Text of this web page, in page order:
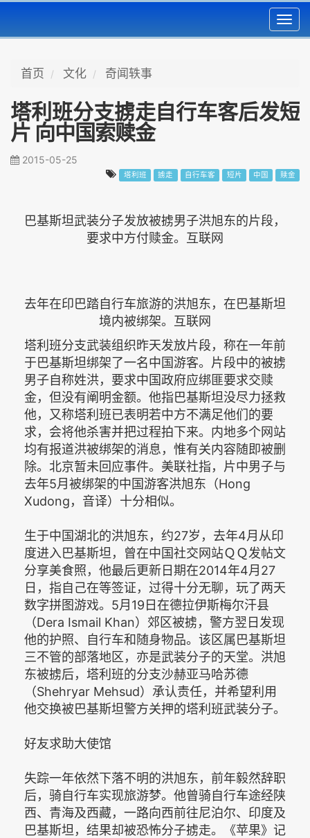
首页 文化 奇闻轶事
塔利班分支掳走自行车客后发短
片 向中国索赎金
2015-05-25
塔利班 掳走 自行车客 短片 中国 赎金
巴基斯坦武装分子发放被掳男子洪旭东的片段，
要求中方付赎金。互联网
去年在印巴踏自行车旅游的洪旭东，在巴基斯坦
境内被绑架。互联网
塔利班分支武装组织昨天发放片段，称在一年前
于巴基斯坦绑架了一名中国游客。片段中的被掳
男子自称姓洪，要求中国政府应绑匪要求交赎
金，但没有阐明金额。他指巴基斯坦没尽力拯救
他，又称塔利班已表明若中方不满足他们的要
求，会将他杀害并把过程拍下来。内地多个网站
均有报道洪被绑架的消息，惟有关内容随即被删
除。北京暂未回应事件。美联社指，片中男子与
去年5月被绑架的中国游客洪旭东（Hong
Xudong，音译）十分相似。
生于中国湖北的洪旭东，约27岁，去年4月从印
度进入巴基斯坦，曾在中国社交网站ＱＱ发帖文
分享美食照，他最后更新日期在2014年4月27
日，指自己在等签证，过得十分无聊，玩了两天
数字拼图游戏。5月19日在德拉伊斯梅尔汗县
（Dera Ismail Khan）郊区被掳，警方翌日发现
他的护照、自行车和随身物品。该区属巴基斯坦
三不管的部落地区，亦是武装分子的天堂。洪旭
东被掳后，塔利班的分支沙赫亚马哈苏德
（Shehryar Mehsud）承认责任，并希望利用
他交换被巴基斯坦警方关押的塔利班武装分子。
好友求助大使馆
失踪一年依然下落不明的洪旭东，前年毅然辞职
后，骑自行车实现旅游梦。他曾骑自行车途经陕
西、青海及西藏，一路向西前往尼泊尔、印度及
巴基斯坦，结果却被恐怖分子掳走。《苹果》记